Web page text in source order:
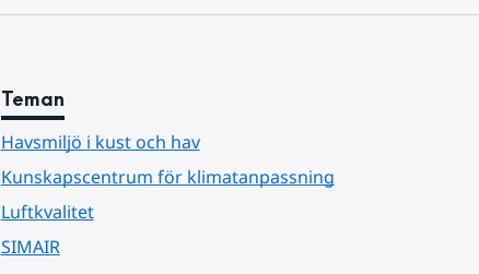
Teman
Havsmiljö i kust och hav
Kunskapscentrum för klimatanpassning
Luftkvalitet
SIMAIR